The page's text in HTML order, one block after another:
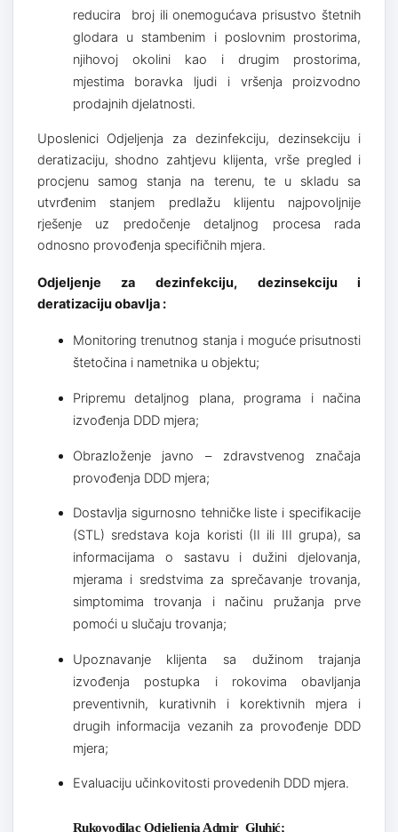
reducira broj ili onemogućava prisustvo štetnih
glodara u stambenim i poslovnim prostorima,
njihovoj okolini kao i drugim prostorima,
mjestima boravka ljudi i vršenja proizvodno
prodajnih djelatnosti.
Uposlenici Odjeljenja za dezinfekciju, dezinsekciju i
deratizaciju, shodno zahtjevu klijenta, vrše pregled i
procjenu samog stanja na terenu, te u skladu sa
utvrđenim stanjem predlažu klijentu najpovoljnije
rješenje uz predočenje detaljnog procesa rada
odnosno provođenja specifičnih mjera.
Odjeljenje za dezinfekciju, dezinsekciju i
deratizaciju obavlja :
Monitoring trenutnog stanja i moguće prisutnosti
štetočina i nametnika u objektu;
Pripremu detaljnog plana, programa i načina
izvođenja DDD mjera;
Obrazloženje javno – zdravstvenog značaja
provođenja DDD mjera;
Dostavlja sigurnosno tehničke liste i specifikacije
(STL) sredstava koja koristi (II ili III grupa), sa
informacijama o sastavu i dužini djelovanja,
mjerama i sredstvima za sprečavanje trovanja,
simptomima trovanja i načinu pružanja prve
pomoći u slučaju trovanja;
Upoznavanje klijenta sa dužinom trajanja
izvođenja postupka i rokovima obavljanja
preventivnih, kurativnih i korektivnih mjera i
drugih informacija vezanih za provođenje DDD
mjera;
Evaluaciju učinkovitosti provedenih DDD mjera.
Rukovodilac Odjeljenja Admir Gluhić;